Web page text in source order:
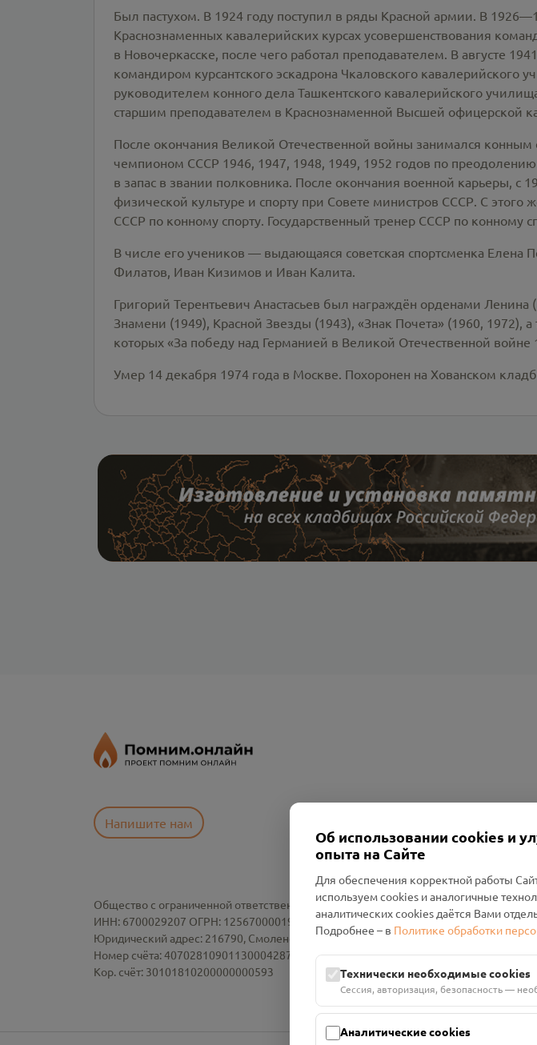
Был пастухом. В 1924 году поступил в ряды Красной армии. В
Краснознаменных кавалерийских курсах усовершенствования
в Новочеркасске, после чего работал преподавателем. В августе
командиром курсантского эскадрона Чкаловского кавалерийского
руководителем конного дела Ташкентского кавалерийского
старшим преподавателем в Краснознаменной Высшей офицерской
После окончания Великой Отечественной войны занимался конным
чемпионом СССР 1946, 1947, 1948, 1949, 1952 годов по
в запас в звании полковника. После окончания военной карьеры, с
физической культуре и спорту при Совете министров СССР. С этого
СССР по конному спорту. Государственный тренер СССР по конному
В числе его учеников — выдающаяся советская спортсменка Елена
Филатов, Иван Кизимов и Иван Калита.
Григорий Терентьевич Анастасьев был награждён орденами Ленина
Знамени (1949), Красной Звезды (1943), «Знак Почета» (1960, 1972),
которых «За победу над Германией в Великой Отечественной войне
Умер 14 декабря 1974 года в Москве. Похоронен на Хованском
Напишите нам
Общество с ограниченной ответственностью «Смоленский Проект Помним»
ИНН: 6700029207 ОГРН: 1256700001986
Юридический адрес: 216790, Смоленская область, р-н Руднянский, г. Рудня, улица
Номер счёта: 40702810901130004287 в АО "АЛЬФА-БАНК"
Кор. счёт: 30101810200000000593
Об использовании cookies и
опыта на Сайте
Для обеспечения корректной работы
используем cookies и аналогичные
аналитических cookies даётся Вами
Подробнее – в Политике обработки
Технически необходимые cookies
Сессия, авторизация, безопасность —
Аналитические cookies